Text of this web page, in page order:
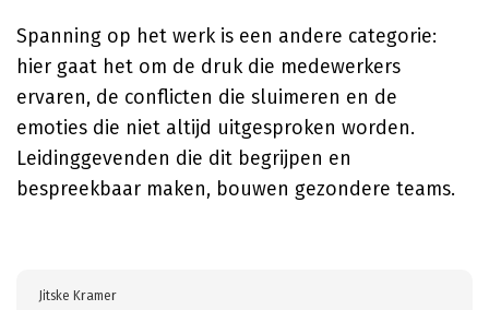
Spanning op het werk is een andere categorie:
hier gaat het om de druk die medewerkers
ervaren, de conflicten die sluimeren en de
emoties die niet altijd uitgesproken worden.
Leidinggevenden die dit begrijpen en
bespreekbaar maken, bouwen gezondere teams.
Jitske Kramer